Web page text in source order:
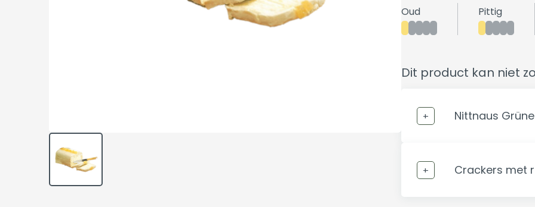
Oud Pittig
Dit product kan niet
Nittnaus
Crackers met